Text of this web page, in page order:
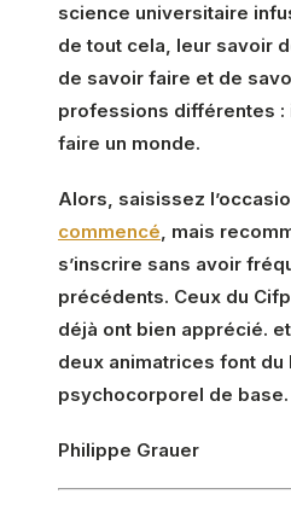
science universitaire
de tout cela, leur savoir
de savoir faire et de
professions différentes :
faire un monde.
Alors, saisissez
commencé, mais
s’inscrire sans avoir
précédents. Ceux du
déjà ont bien apprécié.
deux animatrices font du
psychocorporel de base.
Philippe Grauer